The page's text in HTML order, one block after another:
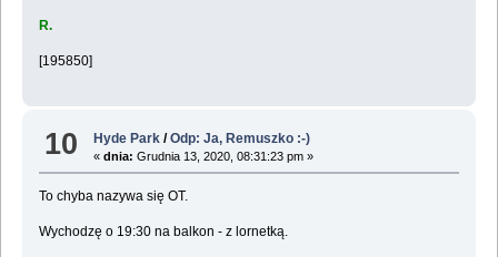
R.
[195850]
10 Hyde Park /Odp: Ja, Remuszko :-)
«dnia: Grudnia 13, 2020, 08:31:23 pm »
To chyba nazywa się OT.
Wychodzę o 19:30 na balkon - z lornetką.